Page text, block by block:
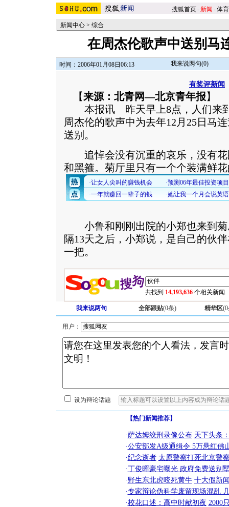
搜狐首页-新闻 -体育
新闻中心 > 综合
在周杰伦歌声中送别马
时间：2006年01月08日06:13 我来说两句(0)
有奖评新闻
【来源：北青网—北京青年报 】
本报讯 昨天早上8点，人们来到
周杰伦的歌声中为去年12月25日马
送别。
追悼会没有沉重的哀乐，没有花
和黑箍。菊厅里只有一个个装满鲜
小鲁和刚刚出院的小郑也来到菊
隔13天之后，小郑说，是自己的伙
一把。
共找到 14,193,636 个相关新闻.
我来说两句 全部跟贴(0条) 精华区(0
用户：
设为辩论话题
【热门新闻推荐】
·萨达姆绞刑录像公布 天下头条
·公安部发A级通缉令 5万悬红佛
·纪念逝者 太原警察打死北京警
·丁俊晖豪宅曝光 政府免费送别
·野生东北虎咬死黄牛 十大假新
·专家辩论伪科学废留现场混乱
·校花口述：高中时献初夜 2000